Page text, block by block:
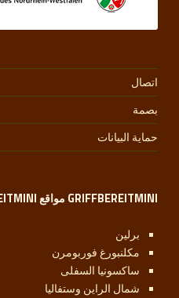
اتصال
بصمة
حماية البيانات
GRIFFBEREITMINI مواقع GRIFFBEREITMINI
برلين
مكلنبورغ فوربومرن
ساكسونيا السفلى
شمال الراين وستفاليا